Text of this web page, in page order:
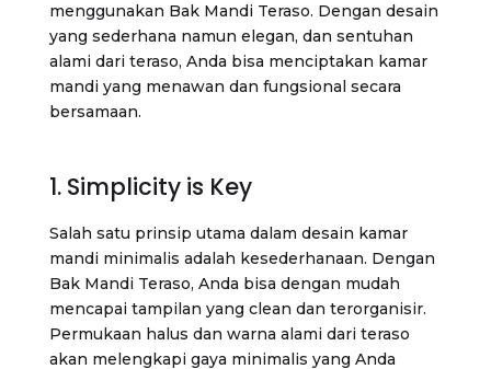
menggunakan Bak Mandi Teraso. Dengan desain
yang sederhana namun elegan, dan sentuhan
alami dari teraso, Anda bisa menciptakan kamar
mandi yang menawan dan fungsional secara
bersamaan.
1. Simplicity is Key
Salah satu prinsip utama dalam desain kamar
mandi minimalis adalah kesederhanaan. Dengan
Bak Mandi Teraso, Anda bisa dengan mudah
mencapai tampilan yang clean dan terorganisir.
Permukaan halus dan warna alami dari teraso
akan melengkapi gaya minimalis yang Anda